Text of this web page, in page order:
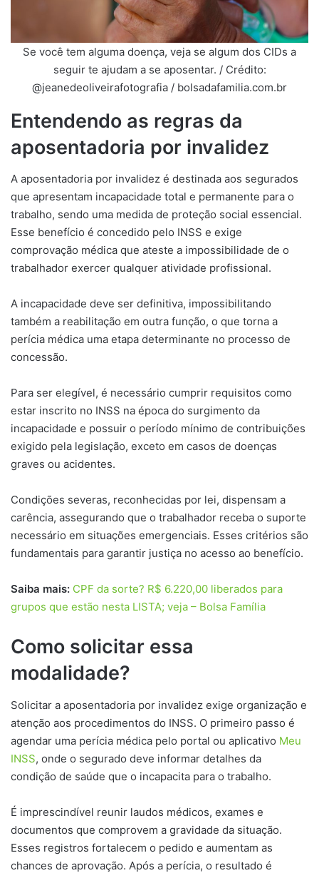
Se você tem alguma doença, veja se algum dos CIDs a
seguir te ajudam a se aposentar. / Crédito:
@jeanedeoliveirafotografia / bolsadafamilia.com.br
Entendendo as regras da
aposentadoria por invalidez
A aposentadoria por invalidez é destinada aos segurados
que apresentam incapacidade total e permanente para o
trabalho, sendo uma medida de proteção social essencial.
Esse benefício é concedido pelo INSS e exige
comprovação médica que ateste a impossibilidade de o
trabalhador exercer qualquer atividade profissional.
A incapacidade deve ser definitiva, impossibilitando
também a reabilitação em outra função, o que torna a
perícia médica uma etapa determinante no processo de
concessão.
Para ser elegível, é necessário cumprir requisitos como
estar inscrito no INSS na época do surgimento da
incapacidade e possuir o período mínimo de contribuições
exigido pela legislação, exceto em casos de doenças
graves ou acidentes.
Condições severas, reconhecidas por lei, dispensam a
carência, assegurando que o trabalhador receba o suporte
necessário em situações emergenciais. Esses critérios são
fundamentais para garantir justiça no acesso ao benefício.
Saiba mais: CPF da sorte? R$ 6.220,00 liberados para
grupos que estão nesta LISTA; veja – Bolsa Família
Como solicitar essa
modalidade?
Solicitar a aposentadoria por invalidez exige organização e
atenção aos procedimentos do INSS. O primeiro passo é
agendar uma perícia médica pelo portal ou aplicativo Meu
INSS, onde o segurado deve informar detalhes da
condição de saúde que o incapacita para o trabalho.
É imprescindível reunir laudos médicos, exames e
documentos que comprovem a gravidade da situação.
Esses registros fortalecem o pedido e aumentam as
chances de aprovação. Após a perícia, o resultado é